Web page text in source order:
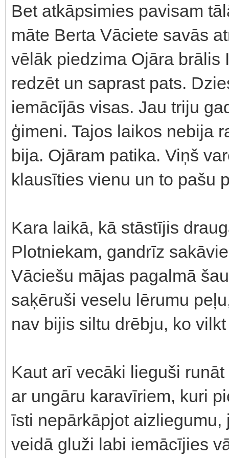
Bet atkāpsimies pavisam
māte Berta Vāciete savās
vēlāk piedzima Ojāra
redzēt un saprast pats.
iemācījās visas. Jau triju
ģimeni. Tajos laikos nebija
bija. Ojāram patika. Viņš
klausīties vienu un to pašu
Kara laikā, kā stāstījis
Plotniekam, gandrīz
Vāciešu mājas pagalmā
saķēruši veselu lērumu
nav bijis siltu drēbju, ko
Kaut arī vecāki lieguši
ar ungāru karavīriem, kuri
īsti nepārkāpjot
veidā gluži labi iemācījies